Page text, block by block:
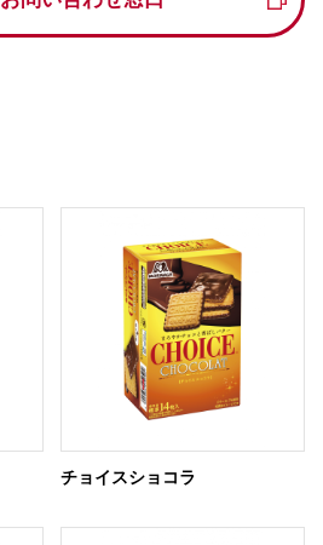
チョイスショコラ